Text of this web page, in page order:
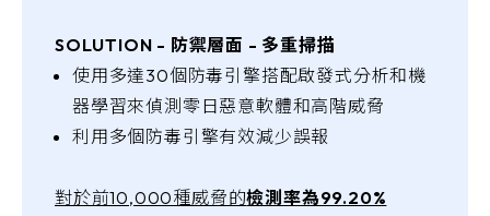
SOLUTION - 防禦層面 - 多重掃描
使用多達30個防毒引擎搭配啟發式分析和機
器學習來偵測零日惡意軟體和高階威脅
利用多個防毒引擎有效減少誤報
對於前10,000種威脅的檢測率為99.20%